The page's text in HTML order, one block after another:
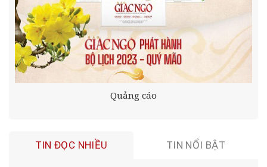
Quảng cáo
TIN ĐỌC NHIỀU TIN NỔI BẬT